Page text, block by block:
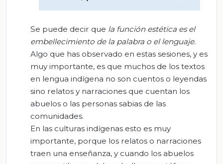
Se puede decir que la función estética es el
embellecimiento de la palabra o el lenguaje.
Algo que has observado en estas sesiones, y es
muy importante, es que muchos de los textos
en lengua indígena no son cuentos o leyendas
sino relatos y narraciones que cuentan los
abuelos o las personas sabias de las
comunidades.
En las culturas indígenas esto es muy
importante, porque los relatos o narraciones
traen una enseñanza, y cuando los abuelos